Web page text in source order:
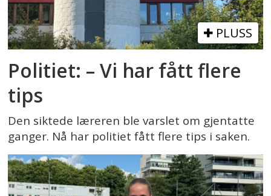
PLUSS
Politiet: – Vi har fått flere
tips
Den siktede læreren ble varslet om gjentatte
ganger. Nå har politiet fått flere tips i saken.